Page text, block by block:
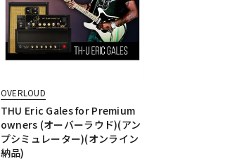
OVERLOUD
THU Eric Gales for Premium
owners (オーバーラウド)(アン
プシミュレーター)(オンライン
納品)